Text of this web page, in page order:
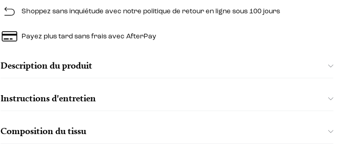
Shoppez sans inquiétude avec notre politique de retour en ligne sous 100 jours
Payez plus tard sans frais avec AfterPay
Description du produit
Instructions d'entretien
Composition du tissu